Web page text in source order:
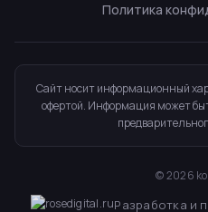
Политика
Сайт носит информационный
офертой. Информация может
©2026
Разработка и